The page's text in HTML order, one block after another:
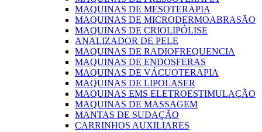
MAQUINAS DE MESOTERAPIA
MAQUINAS DE MICRODERMOABRASÃO
MAQUINAS DE CRIOLIPÓLISE
ANALIZADOR DE PELE
MAQUINAS DE RADIOFREQUENCIA
MAQUINAS DE ENDOSFERAS
MAQUINAS DE VÁCUOTERAPIA
MAQUINAS DE LIPOLASER
MAQUINAS EMS ELETROESTIMULAÇÃO
MAQUINAS DE MASSAGEM
MANTAS DE SUDAÇÃO
CARRINHOS AUXILIARES